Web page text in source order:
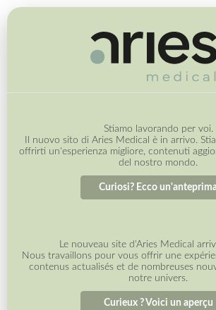
FRANÇAIS
DEUTSCH
ESPAÑOL
Stiamo lavorando per voi.
Il nuovo sito di Aries Medical è in arrivo.
offrirti un'esperienza migliore, contenuti
del nostro mondo.
Curiosi? Ecco
Le nouveau site d'Aries Medical
Nous travaillons pour vous offrir une
contenus actualisés et de nombreuses
notre univers.
Curieux ? Voici un aperçu